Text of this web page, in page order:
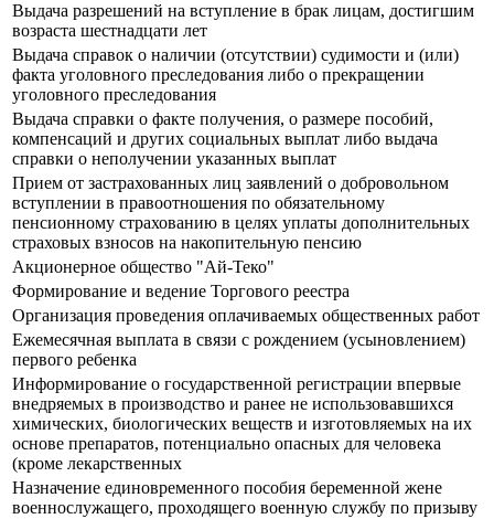
Выдача разрешений на вступление в брак лицам, достигшим
возраста шестнадцати лет
Выдача справок о наличии (отсутствии) судимости и (или)
факта уголовного преследования либо о прекращении
уголовного преследования
Выдача справки о факте получения, о размере пособий,
компенсаций и других социальных выплат либо выдача
справки о неполучении указанных выплат
Прием от застрахованных лиц заявлений о добровольном
вступлении в правоотношения по обязательному
пенсионному страхованию в целях уплаты дополнительных
страховых взносов на накопительную пенсию
Акционерное общество "Ай-Теко"
Формирование и ведение Торгового реестра
Организация проведения оплачиваемых общественных работ
Ежемесячная выплата в связи с рождением (усыновлением)
первого ребенка
Информирование о государственной регистрации впервые
внедряемых в производство и ранее не использовавшихся
химических, биологических веществ и изготовляемых на их
основе препаратов, потенциально опасных для человека
(кроме лекарственных
Назначение единовременного пособия беременной жене
военнослужащего, проходящего военную службу по призыву